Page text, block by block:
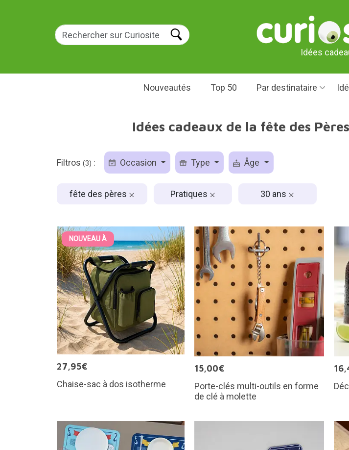
Idées
Nouveautés Top 50 Par destinataire
Idées cadeaux de la fête des
Filtros (3) : Occasion Type Âge
fête des pères Pratiques 30 ans
NOUVEAU À
27,95€
Chaise-sac à dos isotherme
15,00€
Porte-clés multi-outils en forme
de clé à molette